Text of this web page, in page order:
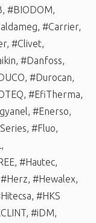
, #BIODOM,
, #Carrier,
, #Clivet,
, #Danfoss,
, #Durocan,
, #EfiTherma,
, #Enerso,
, #Fluo,
,
, #Hautec,
#Herz, #Hewalex,
, #HKS
, #iDM,